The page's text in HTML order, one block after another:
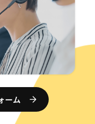
ーム